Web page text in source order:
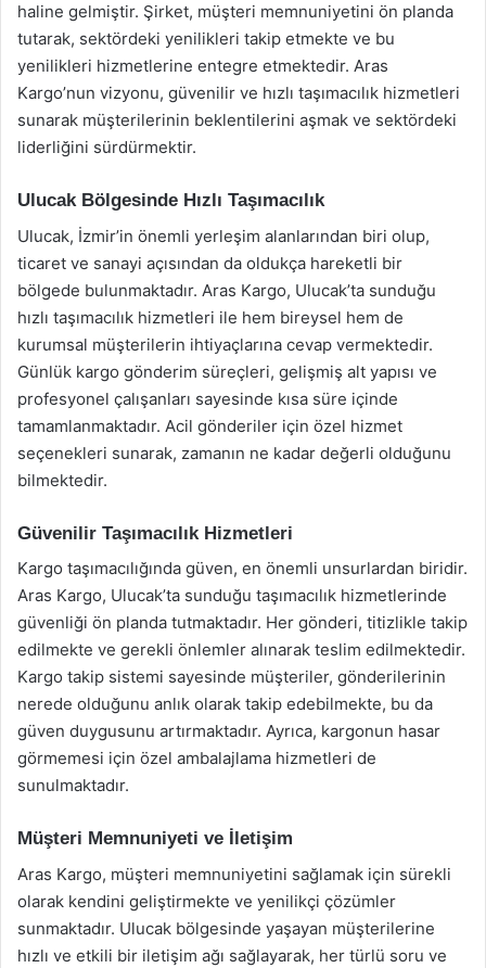
haline gelmiştir. Şirket, müşteri memnuniyetini ön planda
tutarak, sektördeki yenilikleri takip etmekte ve bu
yenilikleri hizmetlerine entegre etmektedir. Aras
Kargo’nun vizyonu, güvenilir ve hızlı taşımacılık hizmetleri
sunarak müşterilerinin beklentilerini aşmak ve sektördeki
liderliğini sürdürmektir.
Ulucak Bölgesinde Hızlı Taşımacılık
Ulucak, İzmir’in önemli yerleşim alanlarından biri olup,
ticaret ve sanayi açısından da oldukça hareketli bir
bölgede bulunmaktadır. Aras Kargo, Ulucak’ta sunduğu
hızlı taşımacılık hizmetleri ile hem bireysel hem de
kurumsal müşterilerin ihtiyaçlarına cevap vermektedir.
Günlük kargo gönderim süreçleri, gelişmiş alt yapısı ve
profesyonel çalışanları sayesinde kısa süre içinde
tamamlanmaktadır. Acil gönderiler için özel hizmet
seçenekleri sunarak, zamanın ne kadar değerli olduğunu
bilmektedir.
Güvenilir Taşımacılık Hizmetleri
Kargo taşımacılığında güven, en önemli unsurlardan biridir.
Aras Kargo, Ulucak’ta sunduğu taşımacılık hizmetlerinde
güvenliği ön planda tutmaktadır. Her gönderi, titizlikle takip
edilmekte ve gerekli önlemler alınarak teslim edilmektedir.
Kargo takip sistemi sayesinde müşteriler, gönderilerinin
nerede olduğunu anlık olarak takip edebilmekte, bu da
güven duygusunu artırmaktadır. Ayrıca, kargonun hasar
görmemesi için özel ambalajlama hizmetleri de
sunulmaktadır.
Müşteri Memnuniyeti ve İletişim
Aras Kargo, müşteri memnuniyetini sağlamak için sürekli
olarak kendini geliştirmekte ve yenilikçi çözümler
sunmaktadır. Ulucak bölgesinde yaşayan müşterilerine
hızlı ve etkili bir iletişim ağı sağlayarak, her türlü soru ve